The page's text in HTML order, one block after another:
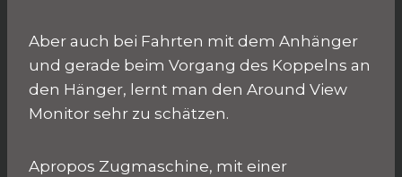
Aber auch bei Fahrten mit dem Anhänger
und gerade beim Vorgang des Koppelns an
den Hänger, lernt man den Around View
Monitor sehr zu schätzen.
Apropos Zugmaschine, mit einer